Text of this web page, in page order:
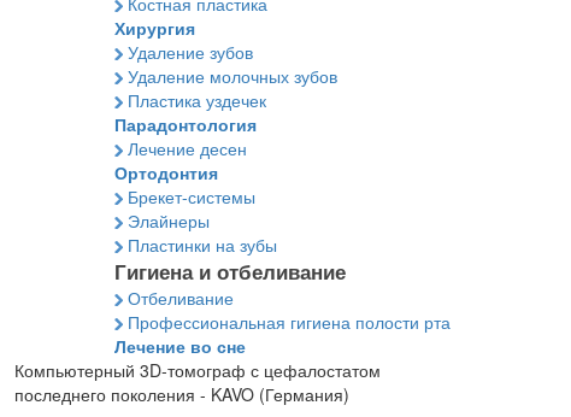
Хирургия
Удаление зубов
Удаление молочных зубов
Пластика уздечек
Парадонтология
Лечение десен
Ортодонтия
Брекет-системы
Элайнеры
Пластинки на зубы
Гигиена и отбеливание
Отбеливание
Профессиональная гигиена полости рта
Лечение во сне
Компьютерный 3D-томограф с цефалостатом
последнего поколения - KAVO (Германия)